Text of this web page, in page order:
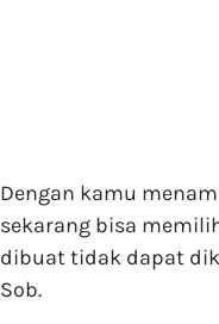
Dengan kamu
sekarang bisa
dibuat tidak dapat
Sob.